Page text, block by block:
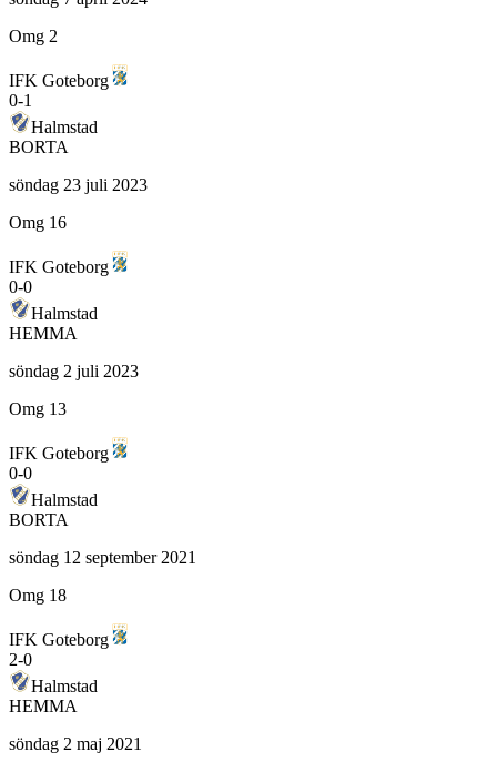
Omg 2
IFK Goteborg
0-1
Halmstad
BORTA
söndag 23 juli 2023
Omg 16
IFK Goteborg
0-0
Halmstad
HEMMA
söndag 2 juli 2023
Omg 13
IFK Goteborg
0-0
Halmstad
BORTA
söndag 12 september 2021
Omg 18
IFK Goteborg
2-0
Halmstad
HEMMA
söndag 2 maj 2021